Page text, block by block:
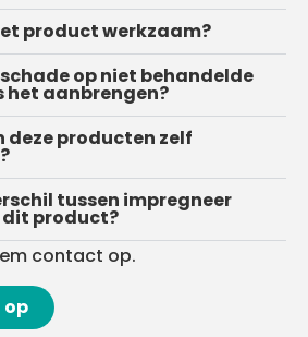
product werkzaam?
schade op niet behandelde
het aanbrengen?
deze producten zelf
tussen impregneer
dit product?
contact op.
op